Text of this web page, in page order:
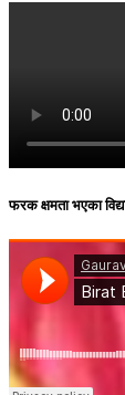
फरक क्षमता भएका